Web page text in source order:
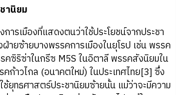
านิยม
เมืองที่แสดงตนว่าใช้ประโยชน์จากประชา
ายซ้ายบางพรรคการเมืองในยุโรป เช่น พรรค
คซิริซ่าในกรีซ M5S ในอิตาลี พรรคสังนิยมใน
ก้าวไกล (อนาคตใหม่) ในประเทศไทย[3] ซึ่ง
ยุทธศาสตร์ประชานิยมซ้ายนั้น แม้ว่าจะมีความ